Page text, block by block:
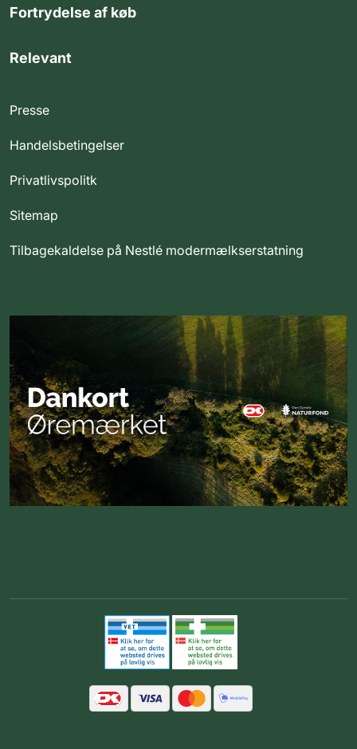
Fortrydelse af køb
Relevant
Presse
Handelsbetingelser
Privatlivspolitk
Sitemap
Tilbagekaldelse på Nestlé modermælkserstatning